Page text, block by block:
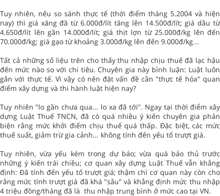
Tuy nhiên, nếu so sánh thực tế (thời điểm tháng 5.2004 và hiện
nay) thì giá xăng đã từ 6.000đ/lít tăng lên 14.500đ/lít; giá dầu từ
4.650đ/lít lên gần 14.000đ/lít; giá thịt lợn từ 25.000đ/kg lên đến
70.000đ/kg; giá gạo từ khoảng 3.000đ/kg lên đến 9.000đ/kg...
Tất cả những số liệu trên cho thấy thu nhập chịu thuế đã lạc hậu
đến mức nào so với chi tiêu. Chuyên gia này bình luận: Luật luôn
gắn với thực tế. Vì vậy có nên đặt vấn đề cần "thực tế hóa" quan
điểm xây dựng và thi hành luật hiện nay?
Tuy nhiên "lo gần chưa qua... lo xa đã tới". Ngay tại thời điểm xây
dựng Luật Thuế TNCN, đã có quá nhiều ý kiến chuyên gia phản
biện rằng mức khởi điểm chịu thuế quá thấp. Đặc biệt, các mức
thuế suất, giảm trừ gia cảnh... không tính đến yếu tố trượt giá.
Tuy nhiên, vừa yếu kém trong dự báo; vừa quá bảo thủ trước
những ý kiến trái chiều; cơ quan xây dựng Luật Thuế vẫn khẳng
định: Đã tính đến yếu tố trượt giá; thậm chí cơ quan này còn cho
rằng mức tính trượt giá đã khá "sâu" và khẳng định mức thu nhập
4 triệu đồng/tháng đã là thu nhập trung bình ở mức cao tại VN.